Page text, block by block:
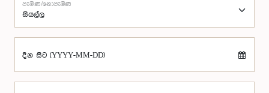
පැමිණි/නොපැමිණි
දින සිට (YYYY-MM-DD)